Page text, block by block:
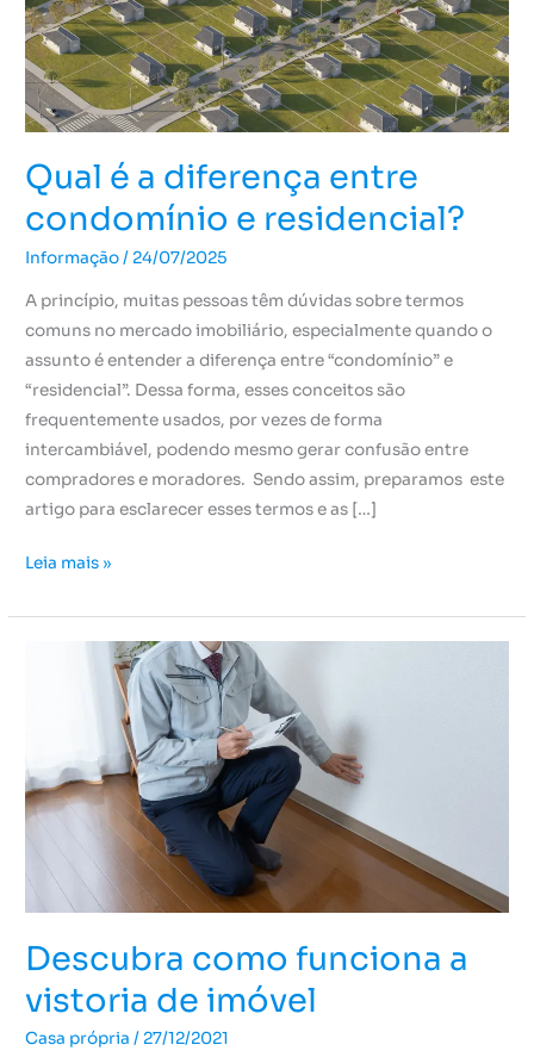
Qual é a diferença entre
condomínio e residencial?
Informação/ 24/07/2025
A princípio, muitas pessoas têm dúvidas sobre termos
comuns no mercado imobiliário, especialmente quando o
assunto é entender a diferença entre “condomínio” e
“residencial”. Dessa forma, esses conceitos são
frequentemente usados, por vezes de forma
intercambiável, podendo mesmo gerar confusão entre
compradores e moradores. Sendo assim, preparamos este
artigo para esclarecer esses termos e as […]
condomínio
e
residencial?
Leia mais »
Descubra como funciona a
vistoria de imóvel
Casa própria / 27/12/2021
vistoria
de